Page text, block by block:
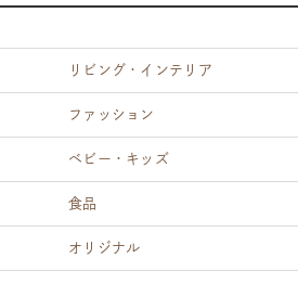
リビング・インテリア
ファッション
ベビー・キッズ
食品
オリジナル